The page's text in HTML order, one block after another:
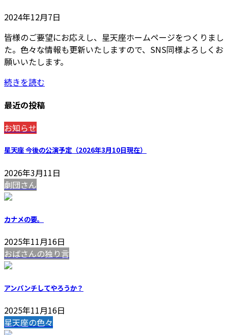
2024年12月7日
皆様のご要望にお応えし、星天座ホームページをつくりまし
た。色々な情報も更新いたしますので、SNS同様よろしくお
願いいたします。
続きを読む
最近の投稿
お知らせ
星天座 今後の公演予定（2026年3月10日現在）
2026年3月11日
劇団さん
カナメの要。
2025年11月16日
おばさんの独り言
アンパンチしてやろうか？
2025年11月16日
星天座の色々